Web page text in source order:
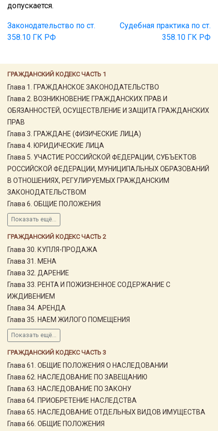
ГРАЖДАНСКИЙ КОДЕКС ЧАСТЬ 1
Глава 1. ГРАЖДАНСКОЕ ЗАКОНОДАТЕЛЬСТВО
Глава 2. ВОЗНИКНОВЕНИЕ ГРАЖДАНСКИХ ПРАВ И
ОБЯЗАННОСТЕЙ, ОСУЩЕСТВЛЕНИЕ И ЗАЩИТА ГРАЖДАНСКИХ
ПРАВ
Глава 3. ГРАЖДАНЕ (ФИЗИЧЕСКИЕ ЛИЦА)
Глава 4. ЮРИДИЧЕСКИЕ ЛИЦА
Глава 5. УЧАСТИЕ РОССИЙСКОЙ ФЕДЕРАЦИИ, СУБЪЕКТОВ
РОССИЙСКОЙ ФЕДЕРАЦИИ, МУНИЦИПАЛЬНЫХ ОБРАЗОВАНИЙ
В ОТНОШЕНИЯХ, РЕГУЛИРУЕМЫХ ГРАЖДАНСКИМ
ЗАКОНОДАТЕЛЬСТВОМ
Глава 6. ОБЩИЕ ПОЛОЖЕНИЯ
Показать ещё...
ГРАЖДАНСКИЙ КОДЕКС ЧАСТЬ 2
Глава 30. КУПЛЯ-ПРОДАЖА
Глава 31. МЕНА
Глава 32. ДАРЕНИЕ
Глава 33. РЕНТА И ПОЖИЗНЕННОЕ СОДЕРЖАНИЕ С
ИЖДИВЕНИЕМ
Глава 34. АРЕНДА
Глава 35. НАЕМ ЖИЛОГО ПОМЕЩЕНИЯ
Показать ещё...
ГРАЖДАНСКИЙ КОДЕКС ЧАСТЬ 3
Глава 61. ОБЩИЕ ПОЛОЖЕНИЯ О НАСЛЕДОВАНИИ
Глава 62. НАСЛЕДОВАНИЕ ПО ЗАВЕЩАНИЮ
Глава 63. НАСЛЕДОВАНИЕ ПО ЗАКОНУ
Глава 64. ПРИОБРЕТЕНИЕ НАСЛЕДСТВА
Глава 65. НАСЛЕДОВАНИЕ ОТДЕЛЬНЫХ ВИДОВ ИМУЩЕСТВА
Глава 66. ОБЩИЕ ПОЛОЖЕНИЯ
допускается.
Законодательство по ст.
358.10 ГК РФ
Судебная практика по ст.
358.10 ГК РФ